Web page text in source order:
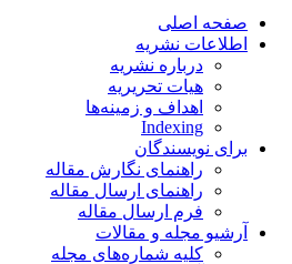
صفحه اصلی
اطلاعات نشریه
درباره نشریه
هیات تحریریه
اهداف و زمینه‌ها
Indexing
برای نویسندگان
راهنمای نگارش مقاله
راهنمای ارسال مقاله
فرم ارسال مقاله
آرشیو مجله و مقالات
کلیه شماره‌های مجله